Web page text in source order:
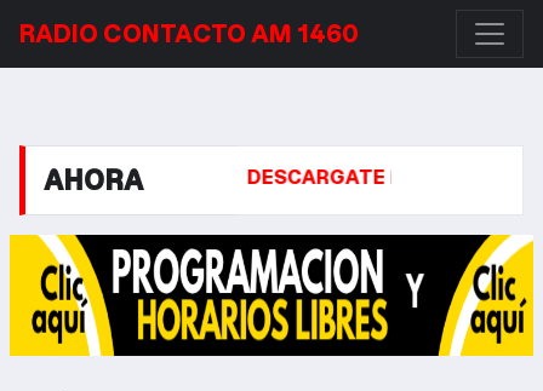
RADIO CONTACTO AM 1460
AHORADESCARGATE NUESTRA APP PARA